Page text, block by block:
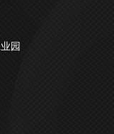
园